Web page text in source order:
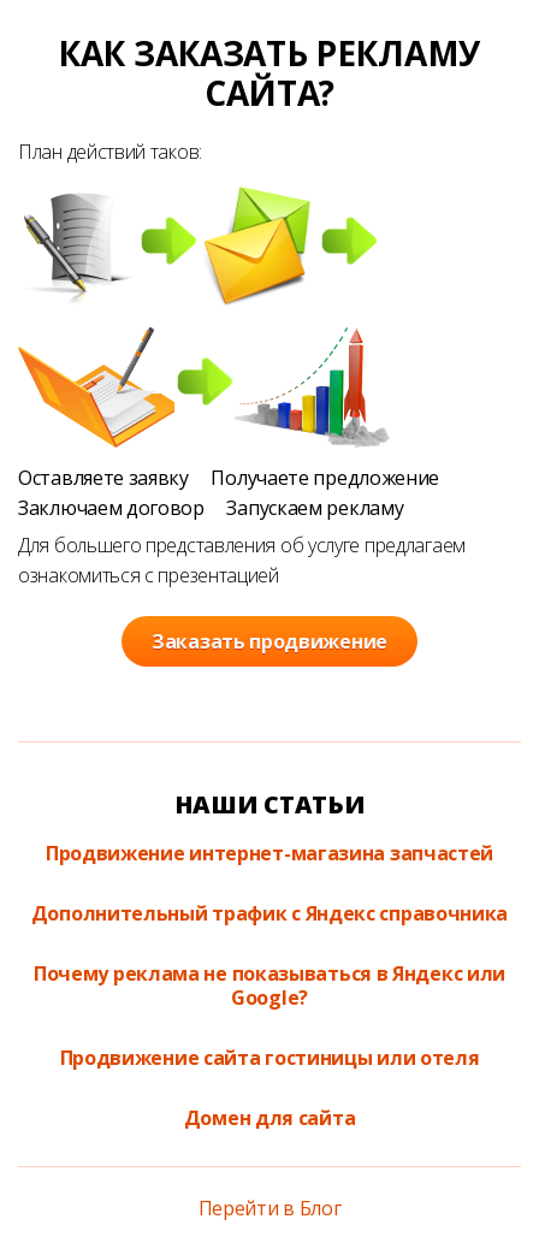
КАК ЗАКАЗАТЬ РЕКЛАМУ
САЙТА?
План действий таков:
Оставляете заявку
Получаете предложение
Заключаем договор
Запускаем рекламу
Для большего представления об услуге предлагаем
ознакомиться с презентацией
Заказать продвижение
НАШИ СТАТЬИ
Продвижение интернет-магазина запчастей
Дополнительный трафик с Яндекс справочника
Почему реклама не показываться в Яндекс или
Google?
Продвижение сайта гостиницы или отеля
Домен для сайта
Перейти в Блог